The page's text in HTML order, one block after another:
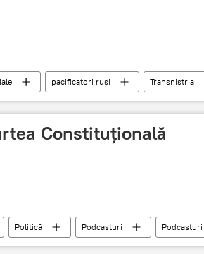
pacificatori ruși Transnistria
Constituțională
Politică Podcasturi
Podcasturi